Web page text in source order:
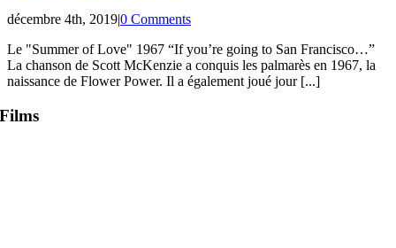
décembre 4th, 2019|0 Comments
Le "Summer of Love" 1967 “If you’re going to San Francisco…”
La chanson de Scott McKenzie a conquis les palmarès en 1967, la
naissance de Flower Power. Il a également joué jour [...]
Films